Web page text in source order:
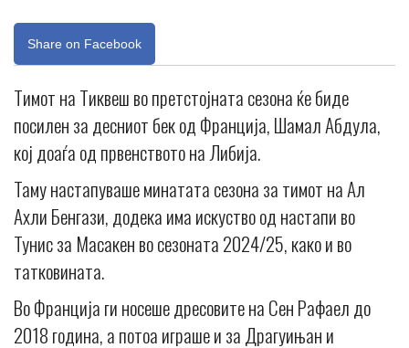
Share on Facebook
Тимот на Тиквеш во претстојната сезона ќе биде
посилен за десниот бек од Франција, Шамал Абдула,
кој доаѓа од првенството на Либија.
Таму настапуваше минатата сезона за тимот на Ал
Ахли Бенгази, додека има искуство од настапи во
Тунис за Масакен во сезоната 2024/25, како и во
татковината.
Во Франција ги носеше дресовите на Сен Рафаел до
2018 година, а потоа играше и за Драгуињан и